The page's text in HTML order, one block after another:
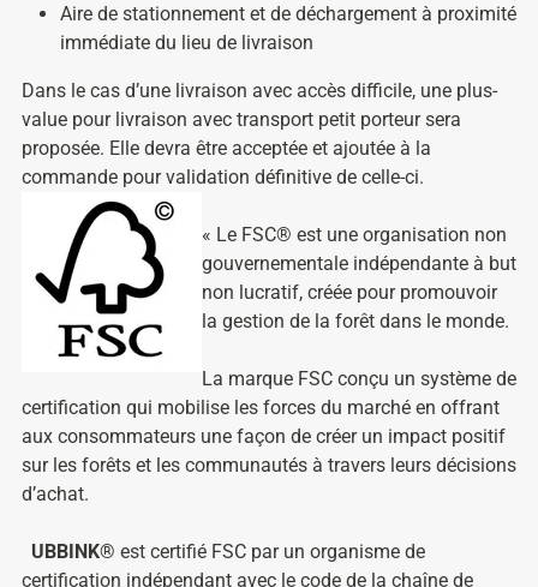
Aire de stationnement et de déchargement à proximité
immédiate du lieu de livraison
Dans le cas d’une livraison avec accès difficile, une plus-
value pour livraison avec transport petit porteur sera
proposée. Elle devra être acceptée et ajoutée à la
commande pour validation définitive de celle-ci.
« Le FSC® est une organisation non
gouvernementale indépendante à but
non lucratif, créée pour promouvoir
la gestion de la forêt dans le monde.
La marque FSC conçu un système de
certification qui mobilise les forces du marché en offrant
aux consommateurs une façon de créer un impact positif
sur les forêts et les communautés à travers leurs décisions
d’achat.
UBBINK® est certifié FSC par un organisme de
certification indépendant avec le code de la chaîne de